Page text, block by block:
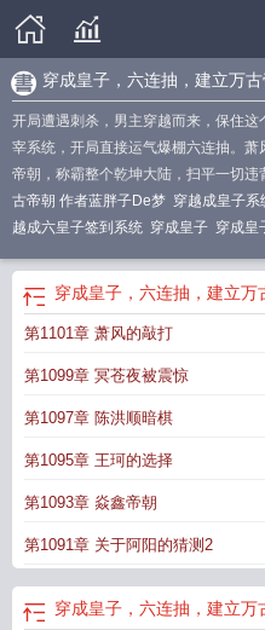
穿成皇子，六连抽，建立万
开局遭遇刺杀，男主穿越而来，保住
宰系统，开局直接运气爆棚六连抽。
帝朝，称霸整个乾坤大陆，扫平一切违
古帝朝 作者蓝胖子De梦 穿越成皇子系
越成六皇子签到系统 穿成皇子 穿成皇
成为六皇子的
建立万古帝朝蓝胖子
生涯
穿成皇子，六连抽，建立万
第1101章 萧风的敲打
第1099章 冥苍夜被震惊
第1097章 陈洪顺暗棋
第1095章 王珂的选择
第1093章 焱鑫帝朝
第1091章 关于阿阳的猜测2
穿成皇子，六连抽，建立万